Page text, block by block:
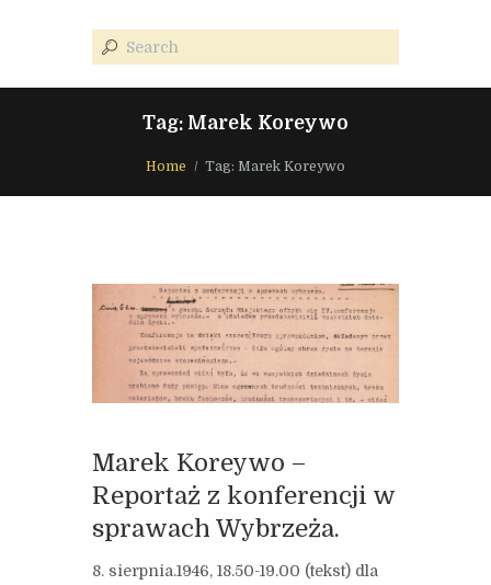
Tag: Marek Koreywo
Home Tag: Marek Koreywo
Marek Koreywo –
Reportaż z konferencji w
sprawach Wybrzeża.
8. sierpnia.1946, 18.50-19.00 (tekst) dla